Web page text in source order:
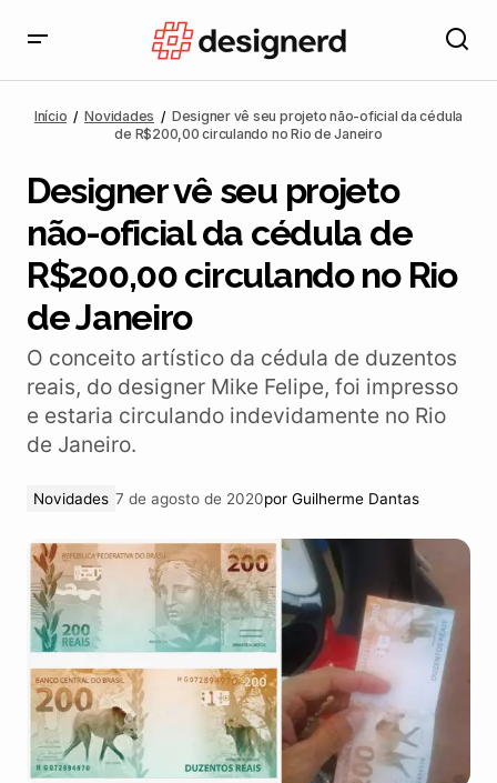
R$200,00 circulando no Rio de Janeiro
Início Novidades
Designer vê seu projeto não-oficial da cédula
de R$200,00 circulando no Rio de Janeiro
Designer vê seu projeto
não-oficial da cédula de
R$200,00 circulando no Rio
de Janeiro
O conceito artístico da cédula de duzentos
reais, do designer Mike Felipe, foi impresso
e estaria circulando indevidamente no Rio
de Janeiro.
Novidades 7 de agosto de 2020por Guilherme Dantas